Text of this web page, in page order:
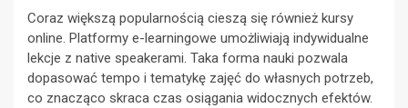
Coraz większą popularnością cieszą się również kursy
online. Platformy e-learningowe umożliwiają indywidualne
lekcje z native speakerami. Taka forma nauki pozwala
dopasować tempo i tematykę zajęć do własnych potrzeb,
co znacząco skraca czas osiągania widocznych efektów.